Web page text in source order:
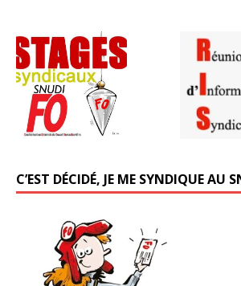
C’EST DÉCIDÉ, JE ME SYNDIQUE AU